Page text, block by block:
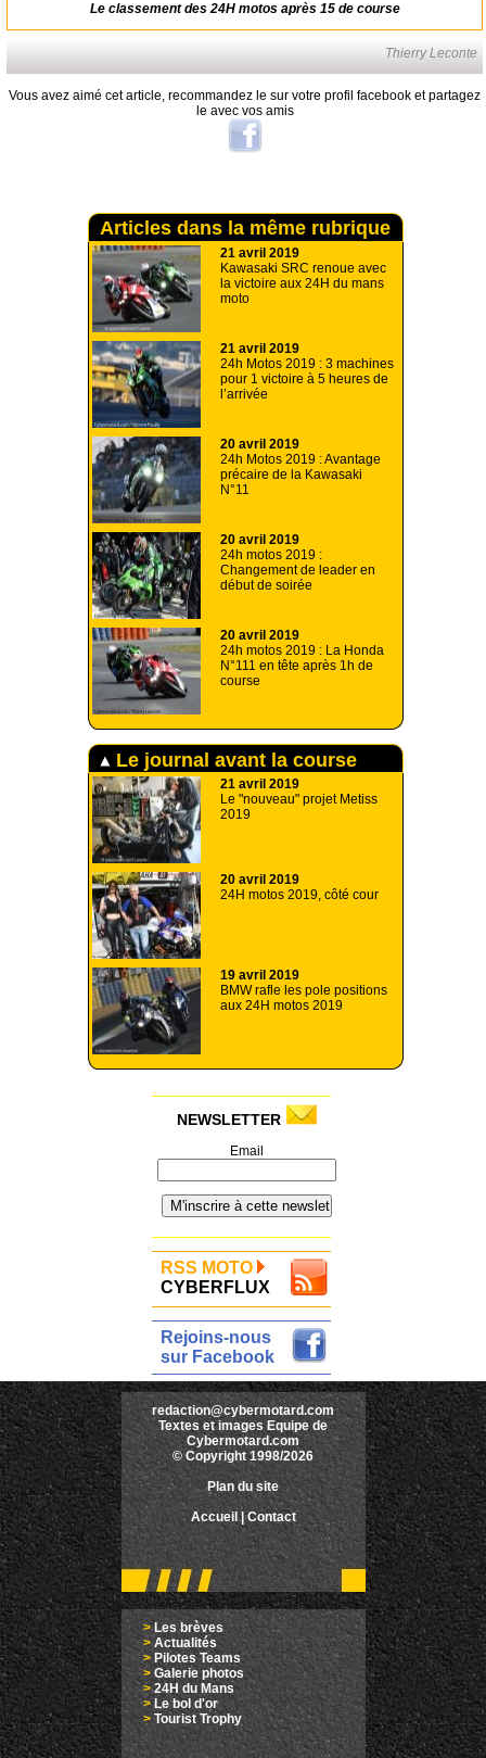
Le classement des 24H motos après 15 de course
Thierry Leconte
Vous avez aimé cet article, recommandez le sur votre profil facebook et partagez
le avec vos amis
Articles dans la même rubrique
21 avril 2019
Kawasaki SRC renoue avec
la victoire aux 24H du mans
moto
21 avril 2019
24h Motos 2019 : 3 machines
pour 1 victoire à 5 heures de
l’arrivée
20 avril 2019
24h Motos 2019 : Avantage
précaire de la Kawasaki
N°11
20 avril 2019
24h motos 2019 :
Changement de leader en
début de soirée
20 avril 2019
24h motos 2019 : La Honda
N°111 en tête après 1h de
course
Le journal avant la course
21 avril 2019
Le "nouveau" projet Metiss
2019
20 avril 2019
24H motos 2019, côté cour
19 avril 2019
BMW rafle les pole positions
aux 24H motos 2019
NEWSLETTER
Email
RSS MOTO
CYBERFLUX
Rejoins-nous
sur Facebook
redaction@cybermotard.com
Textes et images Equipe de
Cybermotard.com
© Copyright 1998/2026
Plan du site
Accueil |Contact
>Les brèves
> Actualités
> Pilotes Teams
>Galerie photos
>24H du Mans
>Le bol d'or
> Tourist Trophy